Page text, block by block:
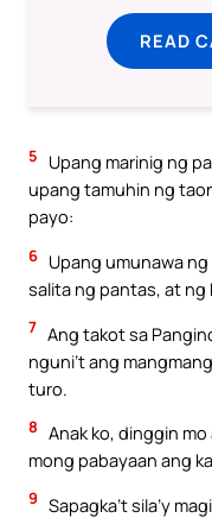
READ
5
Upang marinig ng
upang tamuhin ng
payo:
6 Upang umunawa
salita ng pantas, at ng
7 Ang takot sa
nguni’t ang
turo.
8 Anak ko, dinggin
mong pabayaan ang
9 Sapagka’t sila’y